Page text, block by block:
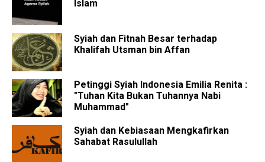
Islam
Syiah dan Fitnah Besar terhadap
Khalifah Utsman bin Affan
Petinggi Syiah Indonesia Emilia Renita :
"Tuhan Kita Bukan Tuhannya Nabi
Muhammad"
Syiah dan Kebiasaan Mengkafirkan
Sahabat Rasulullah